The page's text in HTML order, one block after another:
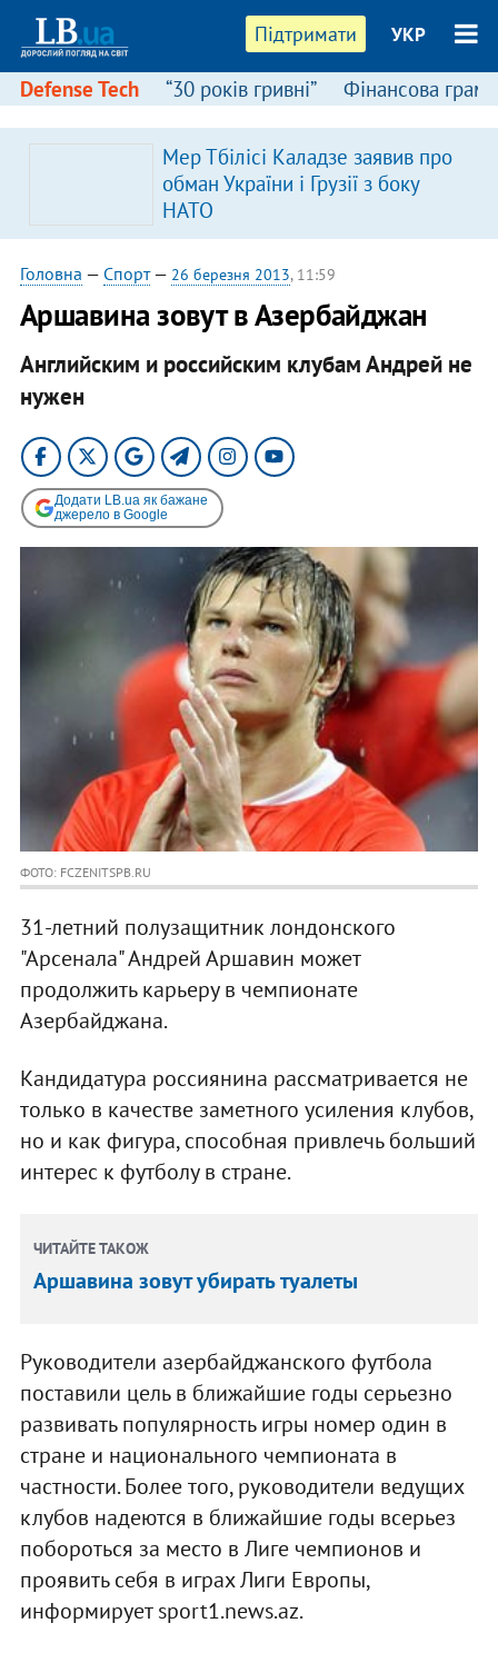
Підтримати УКР
Defense Tech “30 років гривні” Фінансова
Мер Тбілісі Каладзе заявив про
обман України і Грузії з боку
НАТО
Головна — Спорт— 26 березня 2013, 11:59
Аршавина зовут в Азербайджан
Английским и российским клубам Андрей не
нужен
Додати LB.ua як бажане
джерело в Google
ФОТО: FCZENITSPB.RU
31-летний полузащитник лондонского
"Арсенала" Андрей Аршавин может
продолжить карьеру в чемпионате
Азербайджана.
Кандидатура россиянина рассматривается не
только в качестве заметного усиления клубов,
но и как фигура, способная привлечь больший
интерес к футболу в стране.
ЧИТАЙТЕ ТАКОЖ
Аршавина зовут убирать туалеты
Руководители азербайджанского футбола
поставили цель в ближайшие годы серьезно
развивать популярность игры номер один в
стране и национального чемпионата в
частности. Более того, руководители ведущих
клубов надеются в ближайшие годы всерьез
побороться за место в Лиге чемпионов и
проявить себя в играх Лиги Европы,
информирует sport1.news.az.